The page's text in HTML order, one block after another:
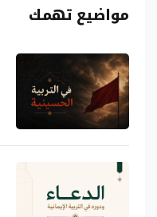
مواضيع تهمك